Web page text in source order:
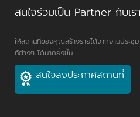
สนใจร่วมเป็น Partner กับเรา
ให้สถานที่ของคุณสร้างรายได้จากงานประ
ท์ต่างๆ ได้มากยิ่งขึ้น
สนใจลงประกาศสถานที่